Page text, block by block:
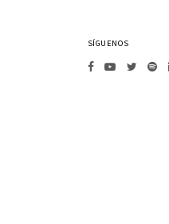
SÍGUENOS